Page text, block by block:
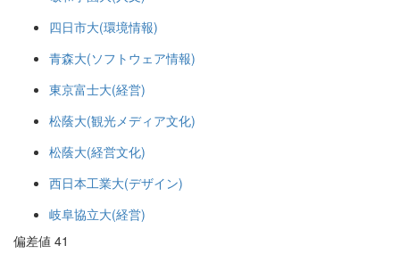
四日市大(環境情報)
青森大(ソフトウェア情報)
東京富士大(経営)
松蔭大(観光メディア文化)
松蔭大(経営文化)
西日本工業大(デザイン)
岐阜協立大(経営)
偏差値 41